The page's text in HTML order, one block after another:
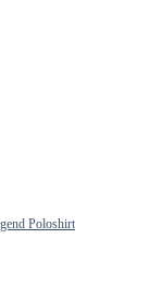
Poloshirt